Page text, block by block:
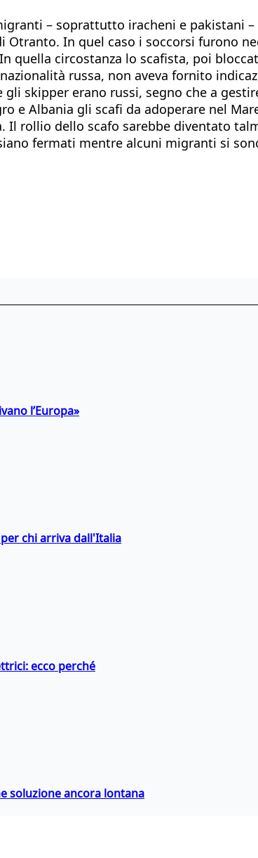
– soprattutto iracheni e pakistani
In quel caso i soccorsi furono
quella circostanza lo scafista, poi
russa, non aveva fornito
skipper erano russi, segno che a
e Albania gli scafi da adoperare nel
rollio dello scafo sarebbe diventato
fermati mentre alcuni migranti si
l’Europa»
chi arriva dall'Italia
ecco perché
soluzione ancora lontana